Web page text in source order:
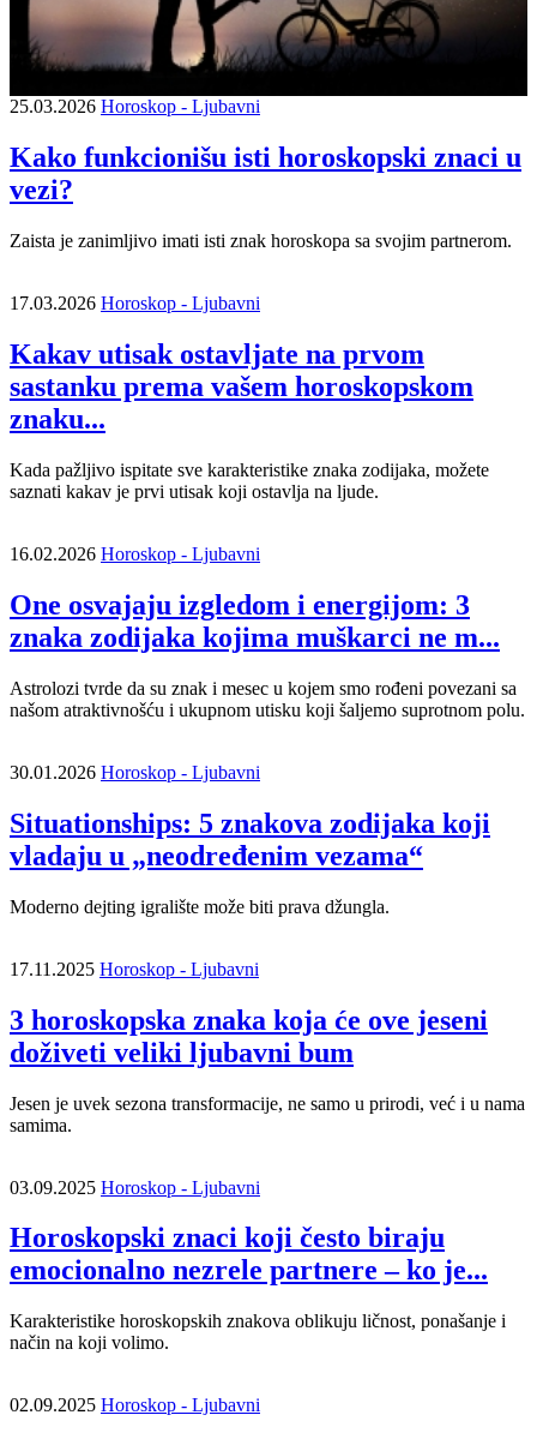
25.03.2026 Horoskop - Ljubavni
Kako funkcionišu isti horoskopski znaci u
vezi?
Zaista je zanimljivo imati isti znak horoskopa sa svojim partnerom.
17.03.2026 Horoskop - Ljubavni
Kakav utisak ostavljate na prvom
sastanku prema vašem horoskopskom
znaku...
Kada pažljivo ispitate sve karakteristike znaka zodijaka, možete
saznati kakav je prvi utisak koji ostavlja na ljude.
16.02.2026 Horoskop - Ljubavni
One osvajaju izgledom i energijom: 3
znaka zodijaka kojima muškarci ne m...
Astrolozi tvrde da su znak i mesec u kojem smo rođeni povezani sa
našom atraktivnošću i ukupnom utisku koji šaljemo suprotnom polu.
30.01.2026 Horoskop - Ljubavni
Situationships: 5 znakova zodijaka koji
vladaju u „neodređenim vezama“
Moderno dejting igralište može biti prava džungla.
17.11.2025 Horoskop - Ljubavni
3 horoskopska znaka koja će ove jeseni
doživeti veliki ljubavni bum
Jesen je uvek sezona transformacije, ne samo u prirodi, već i u nama
samima.
03.09.2025 Horoskop - Ljubavni
Horoskopski znaci koji često biraju
emocionalno nezrele partnere – ko je...
Karakteristike horoskopskih znakova oblikuju ličnost, ponašanje i
način na koji volimo.
02.09.2025 Horoskop - Ljubavni